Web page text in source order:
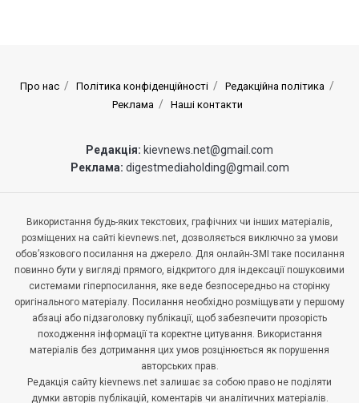
Про нас Політика конфіденційності
Редакційна політика
Реклама
Наші контакти
Редакція: kievnews.net@gmail.com
Реклама: digestmediaholding@gmail.com
Використання будь-яких текстових, графічних чи інших матеріалів,
розміщених на сайті kievnews.net, дозволяється виключно за умови
обов’язкового посилання на джерело. Для онлайн-ЗМІ таке посилання
повинно бути у вигляді прямого, відкритого для індексації пошуковими
системами гіперпосилання, яке веде безпосередньо на сторінку
оригінального матеріалу. Посилання необхідно розміщувати у першому
абзаці або підзаголовку публікації, щоб забезпечити прозорість
походження інформації та коректне цитування. Використання
матеріалів без дотримання цих умов розцінюється як порушення
авторських прав.
Редакція сайту kievnews.net залишає за собою право не поділяти
думки авторів публікацій, коментарів чи аналітичних матеріалів.